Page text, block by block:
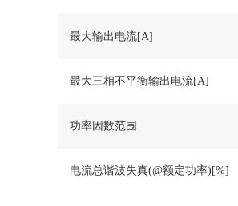
最大输出电流[A]
最大三相不平衡输出电流[A]
功率因数范围
电流总谐波失真(@额定功率)[%]